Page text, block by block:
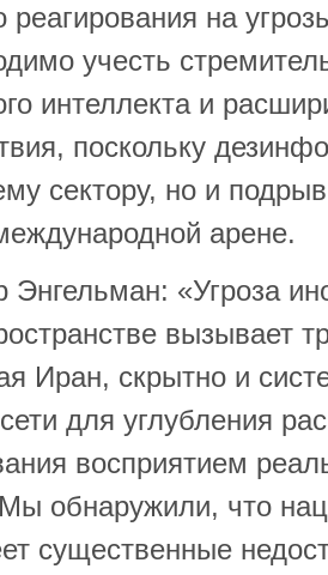
реагирования на
учесть
интеллекта и
поскольку
сектору, но и
арене.
Энгельман: «Угроза
вызывает
Иран, скрытно и
для углубления
восприятием
обнаружили, что
существенные